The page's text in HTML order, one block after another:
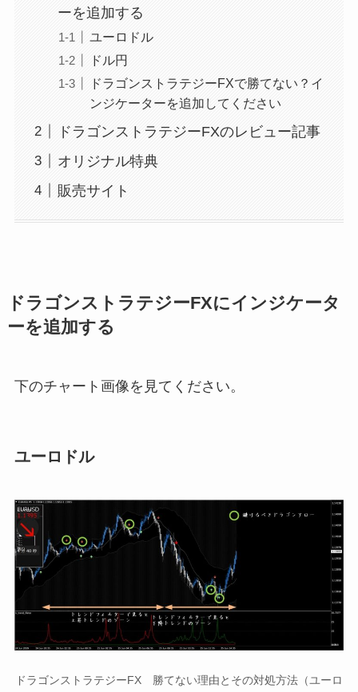
ーを追加する
ユーロドル
ドル円
ドラゴンストラテジーFXで勝てない？イ
ンジケーターを追加してください
ドラゴンストラテジーFXのレビュー記事
オリジナル特典
販売サイト
ドラゴンストラテジーFXにインジケータ
ーを追加する
下のチャート画像を見てください。
ユーロドル
ドラゴンストラテジーFX 勝てない理由とその対処方法（ユーロ